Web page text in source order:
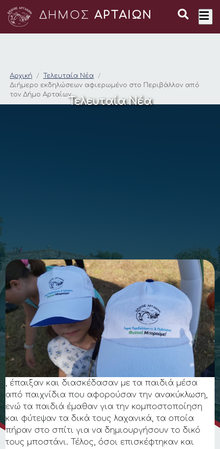
ΔΗΜΟΣ ΑΡΤΑΙΩΝ
Διήμερο
Αρχική
Τελευταία Νέα
Διήμερο εκδηλώσεων αφιερωμένο στο Περιβάλλον από
τον Δήμο Αρταίων
Τελευταία Νέα
, έπαιξαν και διασκέδασαν με τα παιδιά μέσα
από παιχνίδια που αφορούσαν την ανακύκλωση,
ενώ τα παιδιά έμαθαν για την κομποστοποίηση
και φύτεψαν τα δικά τους λαχανικά, τα οποία
πήραν στο σπίτι για να δημιουργήσουν το δικό
τους μποστάνι. Τέλος, όσοι επισκέφτηκαν και